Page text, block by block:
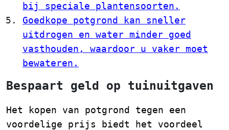
bij speciale plantensoorten.
Goedkope potgrond kan sneller
uitdrogen en water minder goed
vasthouden, waardoor u vaker moet
bewateren.
Bespaart geld op tuinuitgaven
Het kopen van potgrond tegen een
voordelige prijs biedt het voordeel